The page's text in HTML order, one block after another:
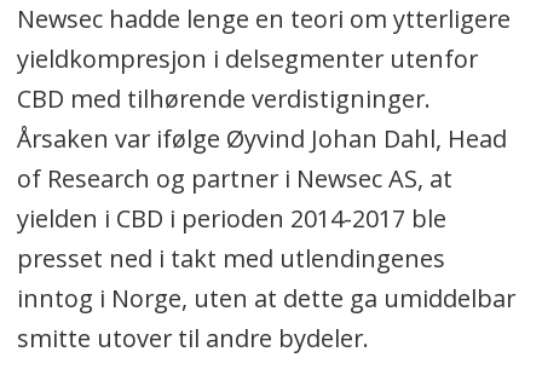
Newsec hadde lenge en teori om ytterligere
yieldkompresjon i delsegmenter utenfor
CBD med tilhørende verdistigninger.
Årsaken var ifølge Øyvind Johan Dahl, Head
of Research og partner i Newsec AS, at
yielden i CBD i perioden 2014-2017 ble
presset ned i takt med utlendingenes
inntog i Norge, uten at dette ga umiddelbar
smitte utover til andre bydeler.